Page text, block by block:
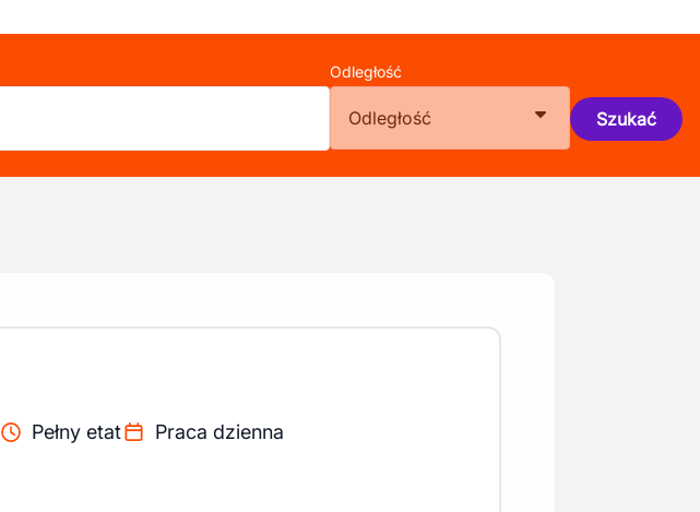
Odległość
Odległość Szukać
Pełny etat Praca dzienna